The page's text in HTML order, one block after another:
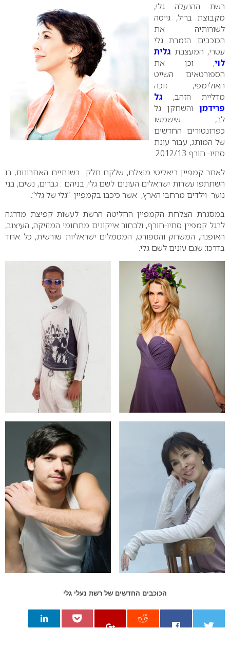
רשת ההנעלה גלי,
מקבוצת בריל, גייסה
לשורותיה את
הכוכבים: הזמרת גלי
עטרי, המעצבת גלית
לוי, וכן את
הספורטאים: השייט
האולימפי, זוכה
מדליית הזהב, גל
פרידמן והשחקן גל
לב, שישמשו
כפרזנטורים החדשים
של המותג, עבור עונת
סתיו- חורף 2012/13.
לאחר קמפיין ריאליטי מוצלח, שלקח חלק בשנתיים האחרונות, בו
השתתפו עשרות ישראלים העונים לשם גלי, בניהם : גברים, נשים, בני
נוער וילדים מרחבי הארץ, אשר כיכבו בקמפיין “גלי של גלי”.
במסגרת הצלחת הקמפיין החליטה הרשת לעשות קפיצת מדרגה
לרגל קמפיין סתיו-חורף, ולבחור אייקונים מתחומי המוזיקה, העיצוב,
האופנה, המשחק והספורט, המסמלים ישראליות שורשית, כל אחד
בדרכו: שגם עונים לשם גלי.
הכוכבים החדשים של רשת נעלי גלי